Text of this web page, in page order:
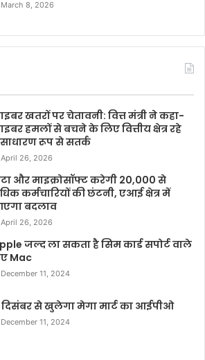
March 8, 2026
खतरों पर चेतावनी: वित्त मंत्री ने कहा-
हमलों से बचने के लिए वित्तीय क्षेत्र रहे
रूप से सतर्क
April 26, 2026
और माइक्रोसॉफ्ट करेगी 20,000 से
कर्मचारियों की छंटनी, एआई क्षेत्र में
बदलाव
April 26, 2026
जल्द ला सकता है सिम कार्ड सपोर्ट वाले
Mac
December 11, 2024
दिसंबर से खुलेगा मेगा मार्ट का आईपीओ
December 11, 2024